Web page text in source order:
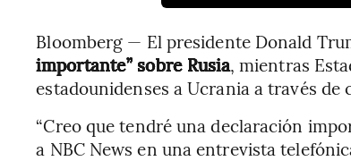
Bloomberg — El presidente Donald
importante” sobre Rusia, mientras
estadounidenses a Ucrania a través de
“Creo que tendré una declaración
a NBC News en una entrevista